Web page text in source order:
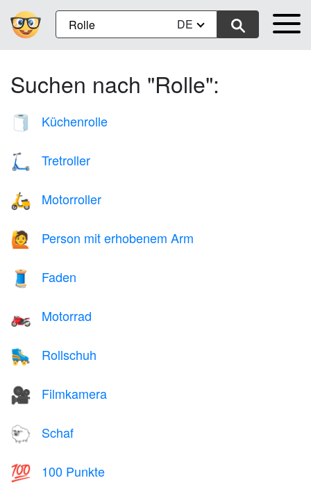
DE
Suchen nach "Rolle":
🧻 Küchenrolle
🛴 Tretroller
🛵 Motorroller
🙋 Person mit erhobenem Arm
🧵 Faden
🏍️ Motorrad
🛼 Rollschuh
🎥 Filmkamera
🐑 Schaf
💯 100 Punkte